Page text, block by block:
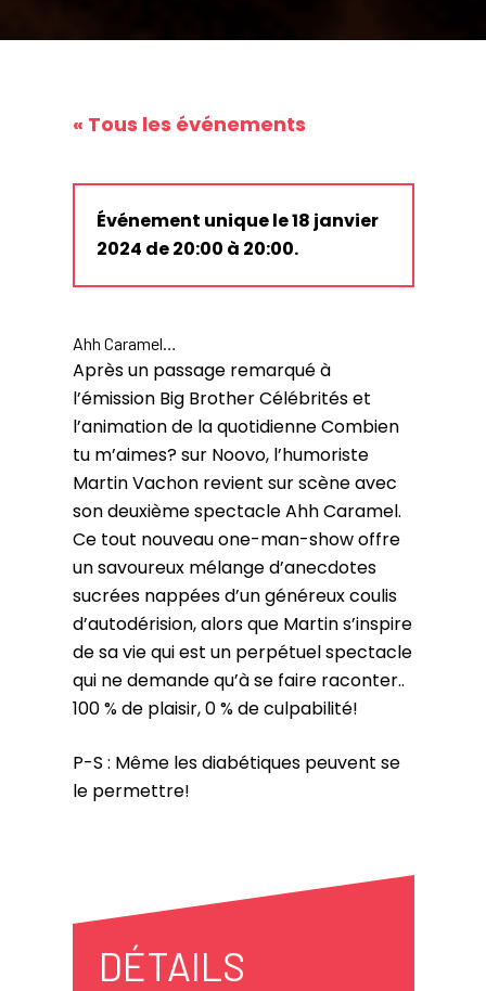
« Tous les événements
Événement unique le 18 janvier
2024 de 20:00 à 20:00.
Ahh Caramel…
Après un passage remarqué à
l’émission Big Brother Célébrités et
l’animation de la quotidienne Combien
tu m’aimes? sur Noovo, l’humoriste
Martin Vachon revient sur scène avec
son deuxième spectacle Ahh Caramel.
Ce tout nouveau one-man-show offre
un savoureux mélange d’anecdotes
sucrées nappées d’un généreux coulis
d’autodérision, alors que Martin s’inspire
de sa vie qui est un perpétuel spectacle
qui ne demande qu’à se faire raconter..
100 % de plaisir, 0 % de culpabilité!
P-S : Même les diabétiques peuvent se
le permettre!
DÉTAILS